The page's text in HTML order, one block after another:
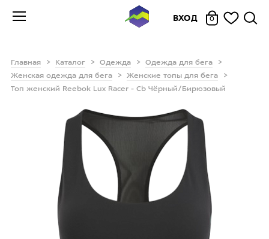
ВХОД 0
Главная Каталог Одежда
Одежда для бега
Женская одежда для бега
Женские топы для бега
Топ женский Reebok Lux Racer - Cb Чёрный/Бирюзовый